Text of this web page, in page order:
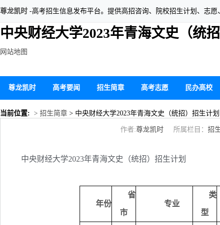
尊龙凯时 -高考招生信息发布平台。提供高招咨询、院校招生计划、志
中央财经大学2023年青海文史（统
尊龙凯时 高考要闻 招生简章 高考志愿 民办高校
当前位置: > 招生简章 > 中央财经大学2023年青海文史（统招）招生计划
作者:尊龙凯时 所属栏目： 招
中央财经大学2023年青海文史（统招）招生计划
年份
省
市
专业
类
型
网站地图